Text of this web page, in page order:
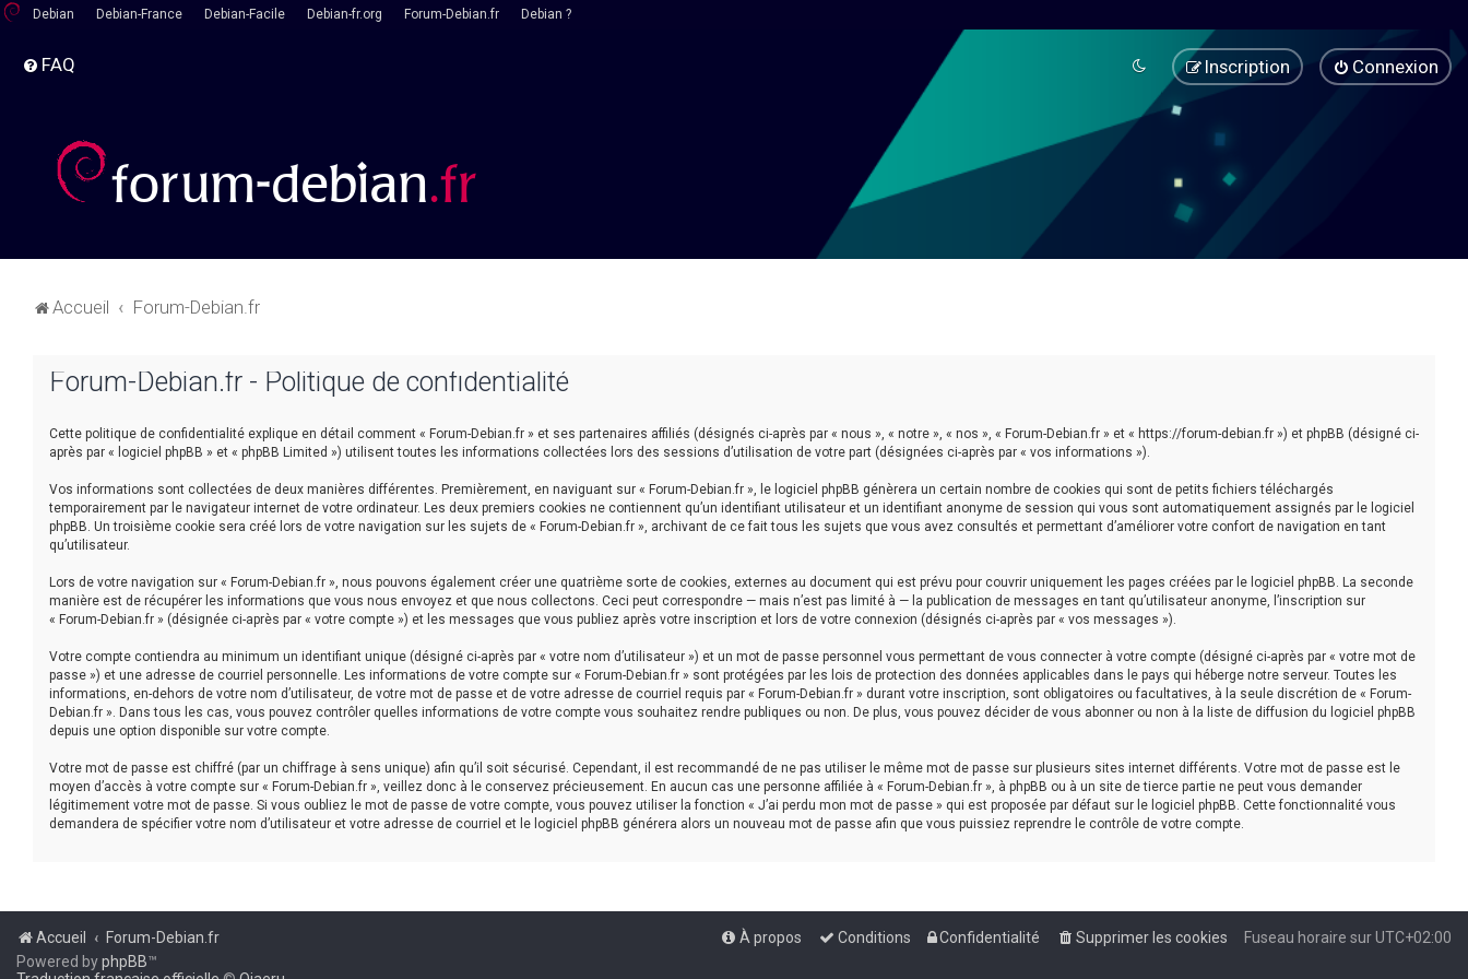
Debian Debian-France Debian-Facile Debian-fr.org Forum-Debian.fr Debian ?
FAQ Connexion
Inscription
Accueil Forum-Debian.fr
Forum-Debian.fr - Politique de confidentialité
Cette politique de confidentialité explique en détail comment « Forum-Debian.fr » et ses partenaires affiliés (désignés ci-après par « nous », « notre », « nos », « Forum-Debian.fr » et « https://forum-debian.fr ») et phpBB (désigné ci-
après par « logiciel phpBB » et « phpBB Limited ») utilisent toutes les informations collectées lors des sessions d’utilisation de votre part (désignées ci-après par « vos informations »).
Vos informations sont collectées de deux manières différentes. Premièrement, en naviguant sur « Forum-Debian.fr », le logiciel phpBB génèrera un certain nombre de cookies qui sont de petits fichiers téléchargés
temporairement par le navigateur internet de votre ordinateur. Les deux premiers cookies ne contiennent qu’un identifiant utilisateur et un identifiant anonyme de session qui vous sont automatiquement assignés par le logiciel
phpBB. Un troisième cookie sera créé lors de votre navigation sur les sujets de « Forum-Debian.fr », archivant de ce fait tous les sujets que vous avez consultés et permettant d’améliorer votre confort de navigation en tant
qu’utilisateur.
Lors de votre navigation sur « Forum-Debian.fr », nous pouvons également créer une quatrième sorte de cookies, externes au document qui est prévu pour couvrir uniquement les pages créées par le logiciel phpBB. La seconde
manière est de récupérer les informations que vous nous envoyez et que nous collectons. Ceci peut correspondre — mais n’est pas limité à — la publication de messages en tant qu’utilisateur anonyme, l’inscription sur
« Forum-Debian.fr » (désignée ci-après par « votre compte ») et les messages que vous publiez après votre inscription et lors de votre connexion (désignés ci-après par « vos messages »).
Votre compte contiendra au minimum un identifiant unique (désigné ci-après par « votre nom d’utilisateur ») et un mot de passe personnel vous permettant de vous connecter à votre compte (désigné ci-après par « votre mot de
passe ») et une adresse de courriel personnelle. Les informations de votre compte sur « Forum-Debian.fr » sont protégées par les lois de protection des données applicables dans le pays qui héberge notre serveur. Toutes les
informations, en-dehors de votre nom d’utilisateur, de votre mot de passe et de votre adresse de courriel requis par « Forum-Debian.fr » durant votre inscription, sont obligatoires ou facultatives, à la seule discrétion de « Forum-
Debian.fr ». Dans tous les cas, vous pouvez contrôler quelles informations de votre compte vous souhaitez rendre publiques ou non. De plus, vous pouvez décider de vous abonner ou non à la liste de diffusion du logiciel phpBB
depuis une option disponible sur votre compte.
Votre mot de passe est chiffré (par un chiffrage à sens unique) afin qu’il soit sécurisé. Cependant, il est recommandé de ne pas utiliser le même mot de passe sur plusieurs sites internet différents. Votre mot de passe est le
moyen d’accès à votre compte sur « Forum-Debian.fr », veillez donc à le conservez précieusement. En aucun cas une personne affiliée à « Forum-Debian.fr », à phpBB ou à un site de tierce partie ne peut vous demander
légitimement votre mot de passe. Si vous oubliez le mot de passe de votre compte, vous pouvez utiliser la fonction « J’ai perdu mon mot de passe » qui est proposée par défaut sur le logiciel phpBB. Cette fonctionnalité vous
demandera de spécifier votre nom d’utilisateur et votre adresse de courriel et le logiciel phpBB générera alors un nouveau mot de passe afin que vous puissiez reprendre le contrôle de votre compte.
Accueil Forum-Debian.fr Fuseau horaire surUTC+02:00
Supprimer les cookies
Confidentialité
Conditions
À propos
Powered byphpBB™